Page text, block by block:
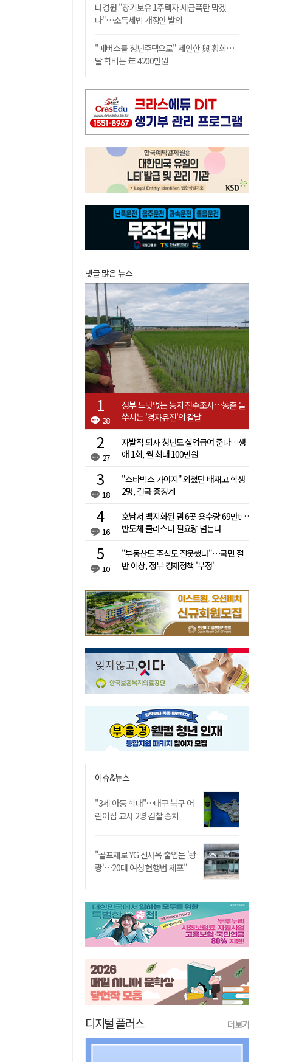
나경원 "장기보유 1주택자 세금폭탄 막겠
다"…소득세법 개정안 발의
"폐버스를 청년주택으로" 제안한 與 황희…
딸 학비는 年 4200만원
댓글 많은 뉴스
28
정부 느닷없는 농지 전수조사…농촌 들
쑤시는 '경자유전'의 칼날
27
자발적 퇴사 청년도 실업급여 준다…생
애 1회, 월 최대 100만원
18
"스타벅스 가야지" 외쳤던 배재고 학생
2명, 결국 중징계
16
호남서 백지화된 댐 6곳 용수량 69만t…
반도체 클러스터 필요량 넘는다
10
"부동산도 주식도 잘못했다"…국민 절
반 이상, 정부 경제정책 '부정'
이슈&뉴스
"3세 아동 학대"…대구 북구 어
린이집 교사 2명 검찰 송치
"골프채로 YG 신사옥 출입문 '쾅
쾅'…20대 여성 현행범 체포"
디지털 플러스 더보기